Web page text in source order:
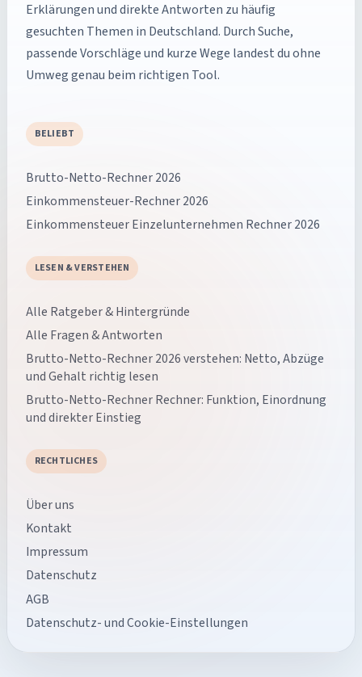
Erklärungen und direkte Antworten zu häufig
gesuchten Themen in Deutschland. Durch Suche,
passende Vorschläge und kurze Wege landest du ohne
Umweg genau beim richtigen Tool.
BELIEBT
Brutto-Netto-Rechner 2026
Einkommensteuer-Rechner 2026
Einkommensteuer Einzelunternehmen Rechner 2026
LESEN & VERSTEHEN
Alle Ratgeber & Hintergründe
Alle Fragen & Antworten
Brutto-Netto-Rechner 2026 verstehen: Netto, Abzüge
und Gehalt richtig lesen
Brutto-Netto-Rechner Rechner: Funktion, Einordnung
und direkter Einstieg
RECHTLICHES
Über uns
Kontakt
Impressum
Datenschutz
AGB
Datenschutz- und Cookie-Einstellungen